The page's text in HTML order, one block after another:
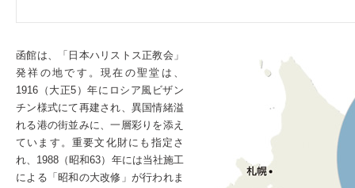
函館は、「日本ハリストス正教会」
発祥の地です。現在の聖堂は、
1916（大正5）年にロシア風ビザン
チン様式にて再建され、異国情緒溢
れる港の街並みに、一層彩りを添え
ています。重要文化財にも指定さ
れ、1988（昭和63）年には当社施工
による「昭和の大改修」が行われま